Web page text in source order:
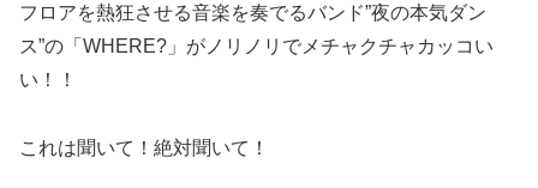
フロアを熱狂させる音楽を奏でるバンド”夜の本気ダン
ス”の「WHERE?」がノリノリでメチャクチャカッコい
い！！
これは聞いて！絶対聞いて！